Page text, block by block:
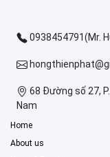
0938454791(Mr.
68 Đường số 27,
Nam
Home
About us